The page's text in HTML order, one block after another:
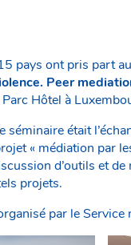
pays ont pris part
Peer
Hôtel à
séminaire était
« médiation par
d’outils et
projets.
par le Service